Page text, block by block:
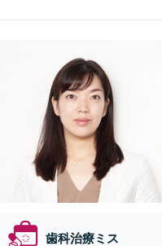
歯科治療ミス